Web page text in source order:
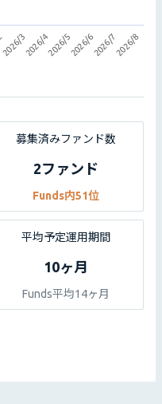
2026/32026/42026/52026/62026/72026/8
募集済みファンド数
2ファンド
Funds内51位
平均予定運用期間
10ヶ月
Funds平均14ヶ月